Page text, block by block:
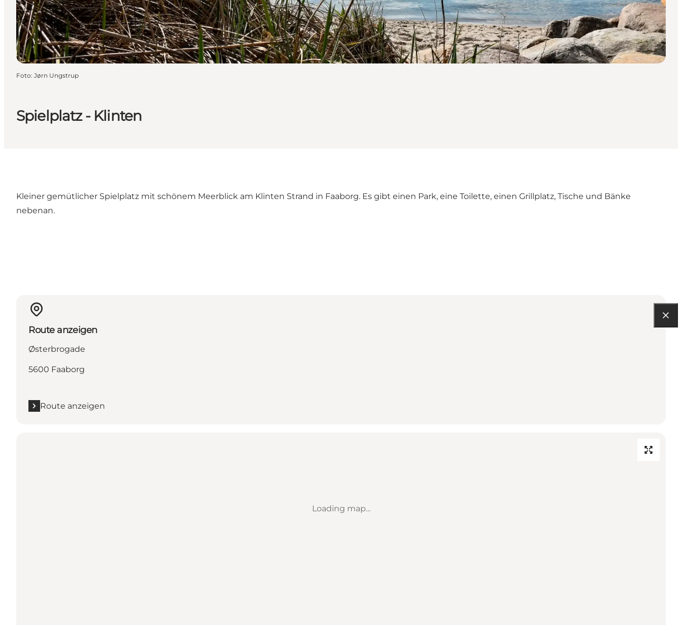
Spielplatz - Klinten
Foto: Jørn Ungstrup
Kleiner gemütlicher Spielplatz mit schönem Meerblick am Klinten Strand in Faaborg. Es gibt einen Park, eine Toilette, einen Grillplatz, Tische und Bänke
nebenan.
Route anzeigen
Østerbrogade
5600 Faaborg
Route anzeigen
Loading map...